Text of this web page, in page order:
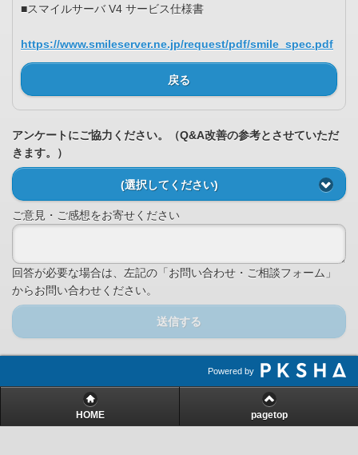
■スマイルサーバ V4 サービス仕様書
https://www.smileserver.ne.jp/request/pdf/smile_spec.pdf
戻る
アンケートにご協力ください。（Q&A改善の参考とさせていただ
きます。）
(選択してください)
ご意見・ご感想をお寄せください
回答が必要な場合は、左記の「お問い合わせ・ご相談フォーム」
からお問い合わせください。
送信する
Powered by
HOME pagetop